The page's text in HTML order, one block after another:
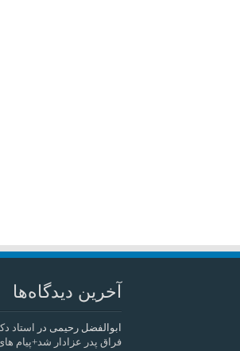
آخرین دیدگاه‌ها
ابوالفضل رحیمی در
استاد
فراق پدر عزادار شد+پیام